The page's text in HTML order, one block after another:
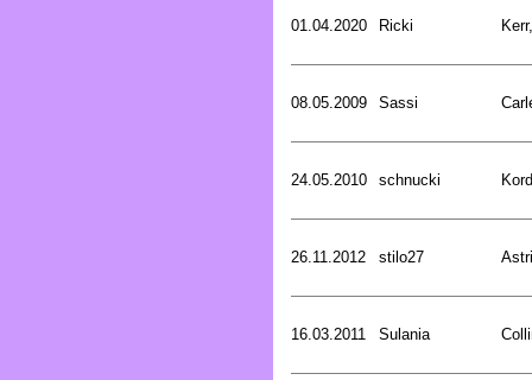
01.04.2020 Ricki
08.05.2009 Sassi
24.05.2010 schnucki
26.11.2012 stilo27
16.03.2011 Sulania